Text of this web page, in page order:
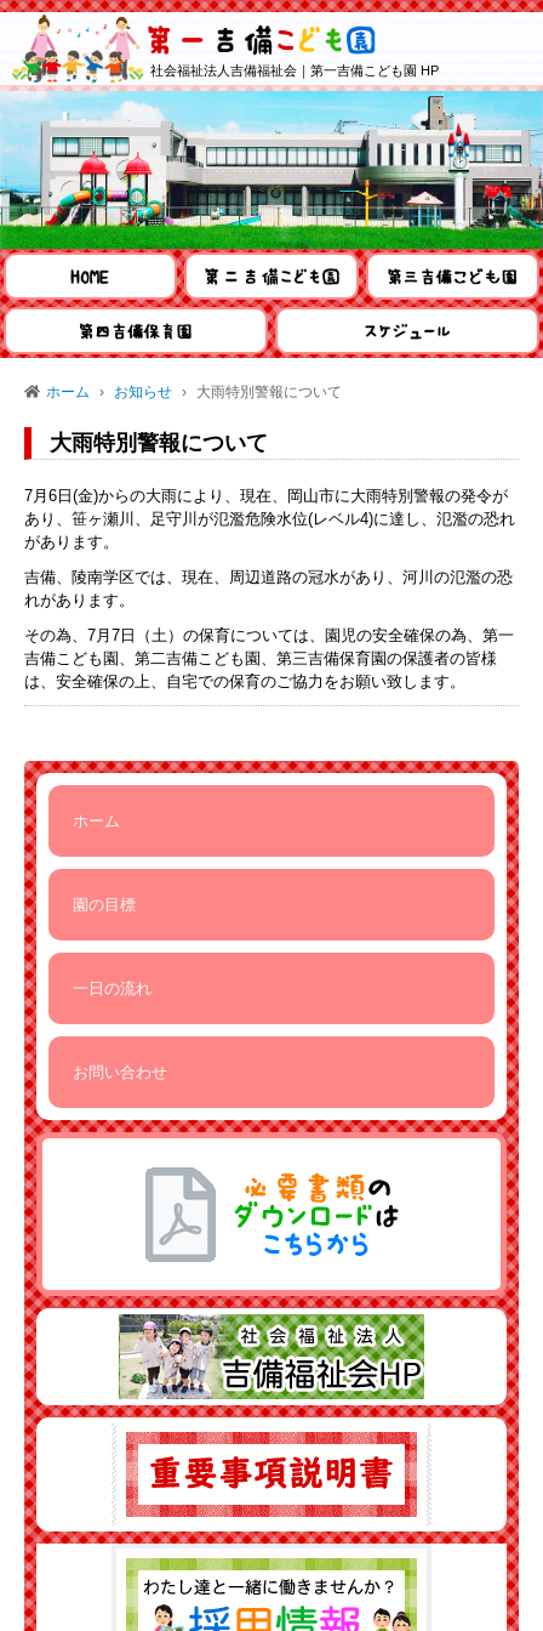
社会福祉法人吉備福祉会｜第一吉備こども園 HP
ホーム お知らせ 大雨特別警報について
大雨特別警報について
7月6日(金)からの大雨により、現在、岡山市に大雨特別警報の発令が
あり、笹ヶ瀬川、足守川が氾濫危険水位(レベル4)に達し、氾濫の恐れ
があります。
吉備、陵南学区では、現在、周辺道路の冠水があり、河川の氾濫の恐
れがあります。
その為、7月7日（土）の保育については、園児の安全確保の為、第一
吉備こども園、第二吉備こども園、第三吉備保育園の保護者の皆様
は、安全確保の上、自宅での保育のご協力をお願い致します。
ホーム
園の目標
一日の流れ
お問い合わせ